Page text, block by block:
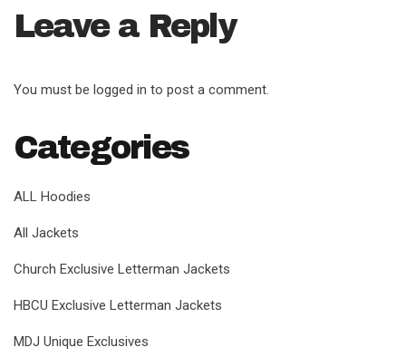
Leave a Reply
You must be logged in to post a comment.
Categories
ALL Hoodies
All Jackets
Church Exclusive Letterman Jackets
HBCU Exclusive Letterman Jackets
MDJ Unique Exclusives